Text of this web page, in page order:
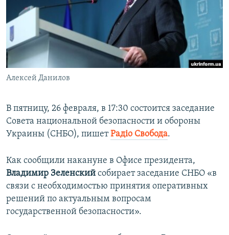
ПОБЕДИТЕЛЕЙ НЕ СУДЯТ?
КРЫМ.НЕПОКОРЕННЫЙ
ELIFBE
УКРАИНСКАЯ ПРОБЛЕМА КРЫМА
ПРИСОЕДИНЯЙТЕСЬ!
Все сайты RFE/RL
Алексей Данилов
В пятницу, 26 февраля, в 17:30 состоится заседание
Совета национальной безопасности и обороны
Украины (СНБО), пишетРадіо Свобода.
Как сообщили накануне в Офисе президента,
Владимир Зеленский собирает заседание СНБО «в
связи с необходимостью принятия оперативных
решений по актуальным вопросам
государственной безопасности».